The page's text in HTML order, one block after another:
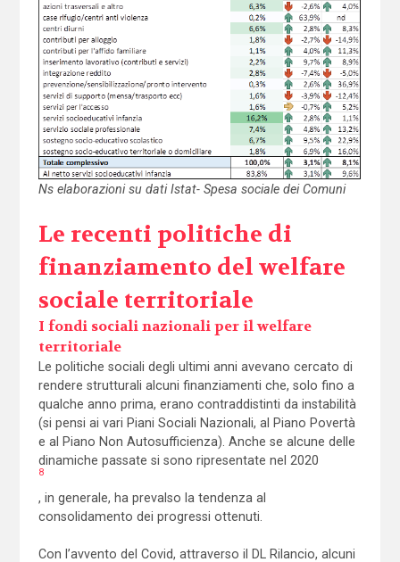
Ns elaborazioni su dati Istat- Spesa sociale dei Comuni
Le recenti politiche di
finanziamento del welfare
sociale territoriale
I fondi sociali nazionali per il welfare
territoriale
Le politiche sociali degli ultimi anni avevano cercato di
rendere strutturali alcuni finanziamenti che, solo fino a
qualche anno prima, erano contraddistinti da instabilità
(si pensi ai vari Piani Sociali Nazionali, al Piano Povertà
e al Piano Non Autosufficienza). Anche se alcune delle
dinamiche passate si sono ripresentate nel 2020
8
, in generale, ha prevalso la tendenza al
consolidamento dei progressi ottenuti.
Con l’avvento del Covid, attraverso il DL Rilancio, alcuni